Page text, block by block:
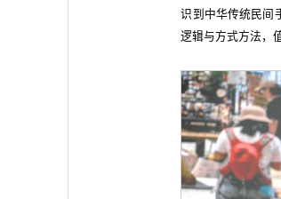
识到中华传统民间
逻辑与方式方法，